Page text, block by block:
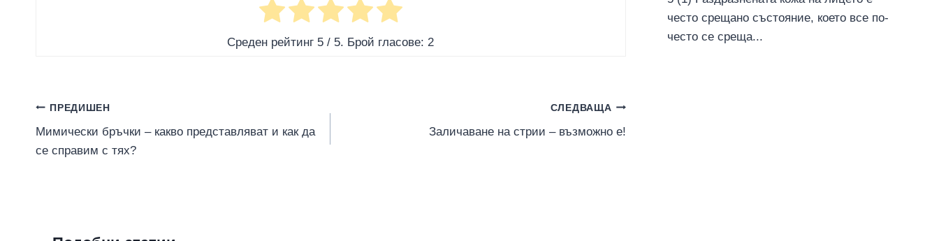
Среден рейтинг 5 / 5. Брой гласове:2
Навигация
ПРЕДИШЕН
Мимически бръчки – какво представляват и как да
се справим с тях?
СЛЕДВАЩА
Заличаване на стрии – възможно е!
често срещано състояние, което все по-
често се среща...